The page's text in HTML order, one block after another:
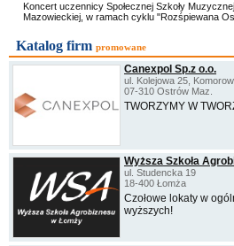
Koncert uczennicy Społecznej Szkoły
Mazowieckiej, w ramach cyklu "Rozśpiewana
Katalog firm promowane
Canexpol Sp.z o.o.
ul. Kolejowa 25,
07-310 Ostrów Maz.
TWORZYMY W
Wyższa Szkoła
ul. Studencka 19
18-400 Łomża
Czołowe lokaty w
wyższych!